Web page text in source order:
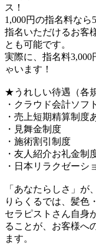
ス！
1,000円の指名料なら
指名いただけるお客
とも可能です。
実際に、指名料
ゃいます！
★うれしい待遇（各
・クラウド会計ソフ
・売上短期精算制度
・見舞金制度
・施術割引制度
・友人紹介お礼金制
・日本リラクゼーシ
「あなたらしさ」が
りらくるでは、髪色
セラピストさん自身
ることが、お客様へ
ます。